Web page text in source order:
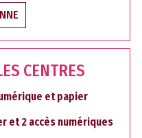
CENTRES
et papier
et 2 accès numériques